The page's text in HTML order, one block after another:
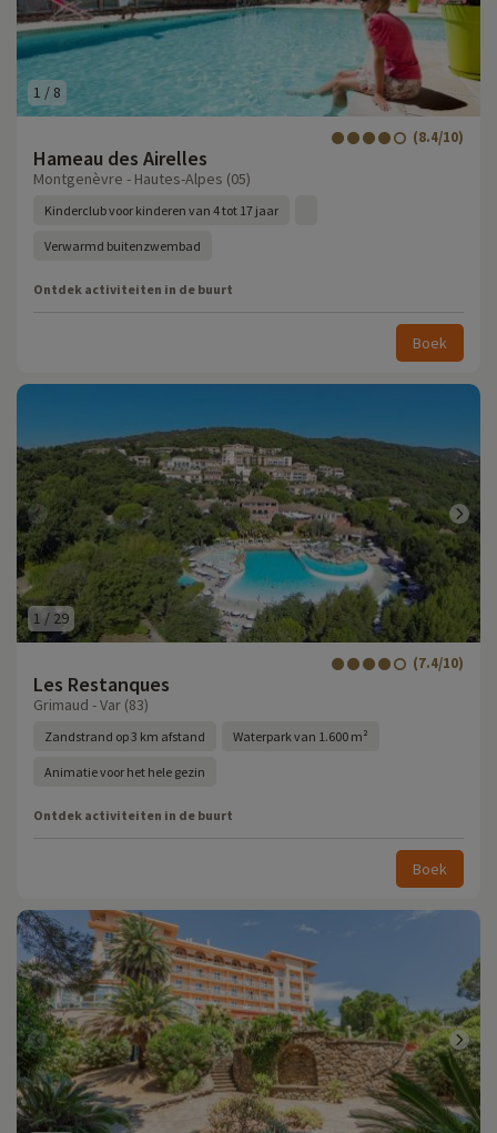
1 / 8
Hameau des Airelles
(8.4/10)
Montgenèvre - Hautes-Alpes (05)
Kinderclub voor kinderen van 4 tot 17 jaar
Verwarmd buitenzwembad
Ontdek activiteiten in de buurt
Boek
1 / 29
Les Restanques
(7.4/10)
Grimaud - Var (83)
Zandstrand op 3 km afstand Waterpark van 1.600 m²
Animatie voor het hele gezin
Ontdek activiteiten in de buurt
Boek